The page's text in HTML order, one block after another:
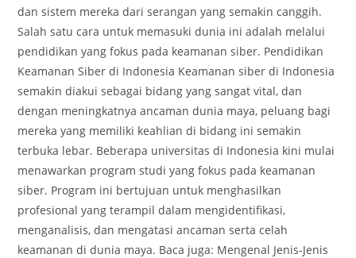
dan sistem mereka dari serangan yang semakin canggih.
Salah satu cara untuk memasuki dunia ini adalah melalui
pendidikan yang fokus pada keamanan siber. Pendidikan
Keamanan Siber di Indonesia Keamanan siber di Indonesia
semakin diakui sebagai bidang yang sangat vital, dan
dengan meningkatnya ancaman dunia maya, peluang bagi
mereka yang memiliki keahlian di bidang ini semakin
terbuka lebar. Beberapa universitas di Indonesia kini mulai
menawarkan program studi yang fokus pada keamanan
siber. Program ini bertujuan untuk menghasilkan
profesional yang terampil dalam mengidentifikasi,
menganalisis, dan mengatasi ancaman serta celah
keamanan di dunia maya. Baca juga: Mengenal Jenis-Jenis